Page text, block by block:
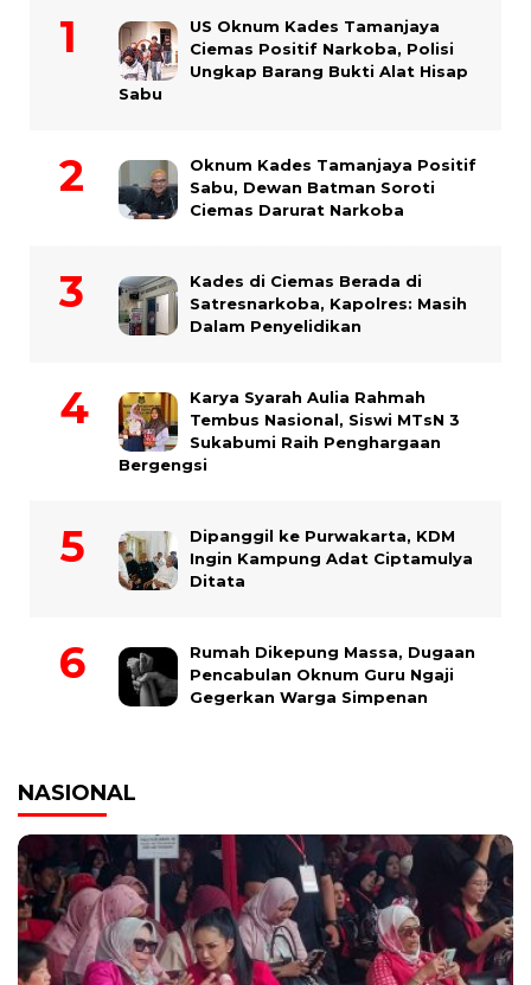
US Oknum Kades Tamanjaya
Ciemas Positif Narkoba, Polisi
Ungkap Barang Bukti Alat Hisap
Sabu
Oknum Kades Tamanjaya Positif
Sabu, Dewan Batman Soroti
Ciemas Darurat Narkoba
Kades di Ciemas Berada di
Satresnarkoba, Kapolres: Masih
Dalam Penyelidikan
Karya Syarah Aulia Rahmah
Tembus Nasional, Siswi MTsN 3
Sukabumi Raih Penghargaan
Bergengsi
Dipanggil ke Purwakarta, KDM
Ingin Kampung Adat Ciptamulya
Ditata
Rumah Dikepung Massa, Dugaan
Pencabulan Oknum Guru Ngaji
Gegerkan Warga Simpenan
NASIONAL